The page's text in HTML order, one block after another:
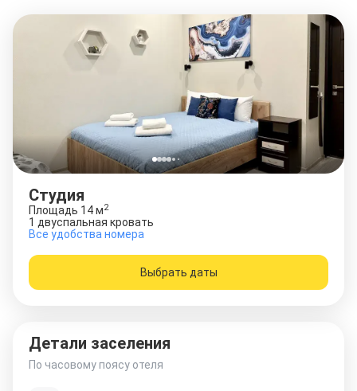
Студия
Площадь 14м2
1 двуспальная кровать
Все удобства номера
Выбрать даты
Детали заселения
По часовому поясу отеля